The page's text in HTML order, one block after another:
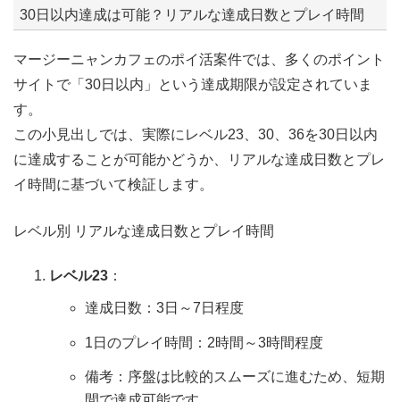
30日以内達成は可能？リアルな達成日数とプレイ時間
マージーニャンカフェのポイ活案件では、多くのポイント
サイトで「30日以内」という達成期限が設定されていま
す。
この小見出しでは、実際にレベル23、30、36を30日以内
に達成することが可能かどうか、リアルな達成日数とプレ
イ時間に基づいて検証します。
レベル別 リアルな達成日数とプレイ時間
レベル23 ：
達成日数：3日～7日程度
1日のプレイ時間：2時間～3時間程度
備考：序盤は比較的スムーズに進むため、短期